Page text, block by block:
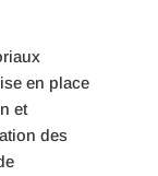
en place
et
des